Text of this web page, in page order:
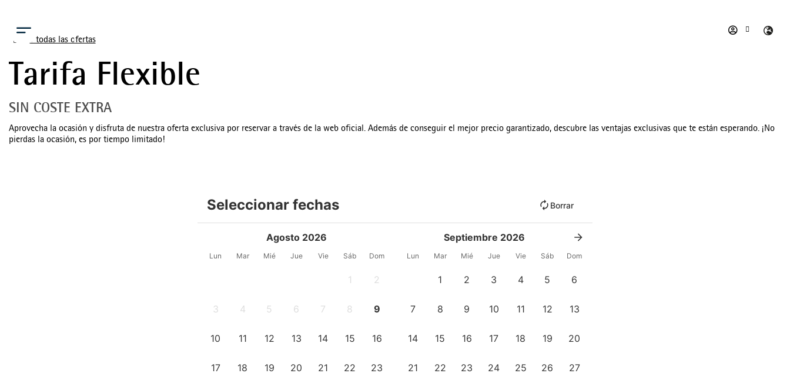
Ver todas las ofertas
Tarifa Flexible
SIN COSTE EXTRA
Aprovecha la ocasión y disfruta de nuestra oferta exclusiva por reservar a través de la web oficial. Además de conseguir el mejor precio garantizado, descubre las ventajas exclusivas que te están esperando. ¡No
pierdas la ocasión, es por tiempo limitado!
Seleccionar fechas Borrar
Agosto 2026
Lun Mar Mié Jue Vie Sáb Dom
1 2
3 4 5 6 7 8 9
10 11 12 13 14 15 16
17 18 19 20 21 22 23
Septiembre 2026
Lun Mar Mié Jue Vie Sáb Dom
1 2 3 4 5 6
7 8 9 10 11 12 13
14 15 16 17 18 19 20
21 22 23 24 25 26 27